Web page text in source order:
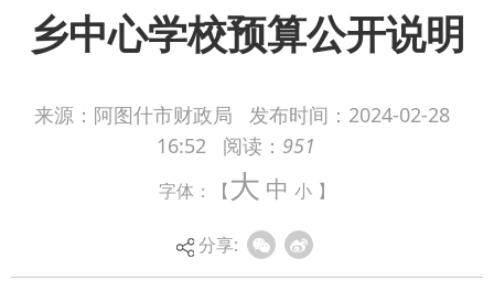
乡中心学校预算公开说明
来源：阿图什市财政局 发布时间： 2024-02-28
16:52
阅读： 951
字体：【大 中 小 】
分享:
2024年度阿图什市阿扎克乡中心学校预算